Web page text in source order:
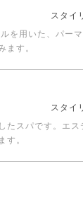
スタイ
を用いた、パー
ます。
スタイ
たスパです。エス
す。